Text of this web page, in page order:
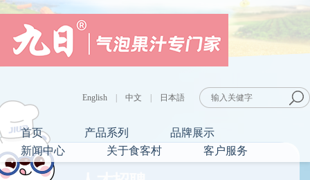
English 中文 日本語
首页 产品系列
品牌展示
新闻中心
关于食客村 客户服务